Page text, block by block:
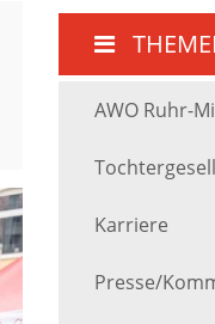
AWO Ruhr-
Karriere
Presse/